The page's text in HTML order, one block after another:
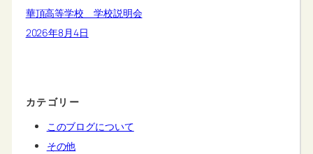
華頂高等学校 学校説明会
2026年8月4日
カテゴリー
このブログについて
その他